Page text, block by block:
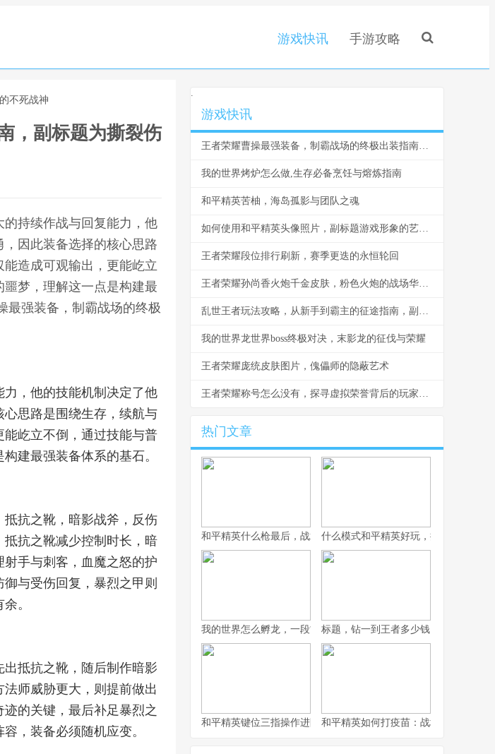
游戏快讯 手游攻略
不死战神
，副标题为撕裂伤
持续作战与回复能力，他
因此装备选择的核心思路
造成可观输出，更能屹立
梦，理解这一点是构建最
最强装备，制霸战场的终极
，他的技能机制决定了他
思路是围绕生存，续航与
屹立不倒，通过技能与普
建最强装备体系的基石。
抗之靴，暗影战斧，反伤
抗之靴减少控制时长，暗
手与刺客，血魔之怒的护
与受伤回复，暴烈之甲则
。
抵抗之靴，随后制作暗影
师威胁更大，则提前做出
的关键，最后补足暴烈之
，装备必须随机应变。
.
游戏快讯
王者荣耀曹操最强装备，制霸战场的终极出装指南，副标题为撕裂伤口的不死战神
我的世界烤炉怎么做,生存必备烹饪与熔炼指南
和平精英苦柚，海岛孤影与团队之魂
如何使用和平精英头像照片，副标题游戏形象的艺术与策略
王者荣耀段位排行刷新，赛季更迭的永恒轮回
王者荣耀孙尚香火炮千金皮肤，粉色火炮的战场华尔兹
乱世王者玩法攻略，从新手到霸主的征途指南，副标题，资源与军事的双重奏鸣
我的世界龙世界boss终极对决，末影龙的征伐与荣耀
王者荣耀庞统皮肤图片，傀儡师的隐蔽艺术
王者荣耀称号怎么没有，探寻虚拟荣誉背后的玩家心理
热门文章
和平精英什么枪最后，战术博弈与心理博弈的终极考验
什么模式和平精英好玩，探寻战术竞技
我的世界怎么孵龙，一段古老传说的复苏之旅标题，钻一到王者多少钱，一场段位攀
和平精英键位三指操作进阶指南，从入门到精通的战场掌控术
和平精英如何打疫苗：战场生存的免疫